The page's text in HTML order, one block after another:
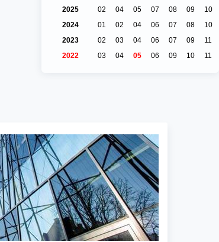
2025
02 04 05 07 08 09
10
2024
01 02 04 06 07 08
10
2023
02 03 04 06 07 09
11
2022
03 04 05 06 09 10 11